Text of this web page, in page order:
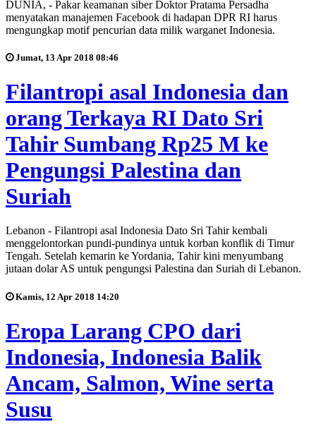
DUNIA, - Pakar keamanan siber Doktor Pratama Persadha
menyatakan manajemen Facebook di hadapan DPR RI harus
mengungkap motif pencurian data milik warganet Indonesia.
Jumat, 13 Apr 2018 08:46
Filantropi asal Indonesia dan
orang Terkaya RI Dato Sri
Tahir Sumbang Rp25 M ke
Pengungsi Palestina dan
Suriah
Lebanon - Filantropi asal Indonesia Dato Sri Tahir kembali
menggelontorkan pundi-pundinya untuk korban konflik di Timur
Tengah. Setelah kemarin ke Yordania, Tahir kini menyumbang
jutaan dolar AS untuk pengungsi Palestina dan Suriah di Lebanon.
Kamis, 12 Apr 2018 14:20
Eropa Larang CPO dari
Indonesia, Indonesia Balik
Ancam, Salmon, Wine serta
Susu